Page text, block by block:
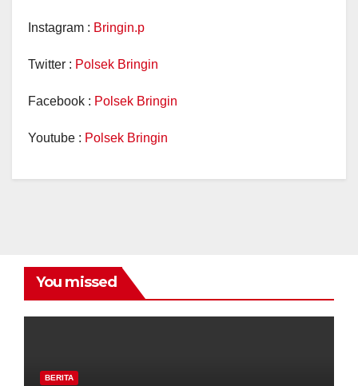
Instagram : Bringin.p
Twitter : Polsek Bringin
Facebook : Polsek Bringin
Youtube : Polsek Bringin
You missed
BERITA